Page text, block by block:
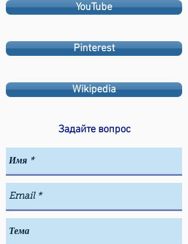
YouTube
Pinterest
Wikipedia
Задайте вопрос